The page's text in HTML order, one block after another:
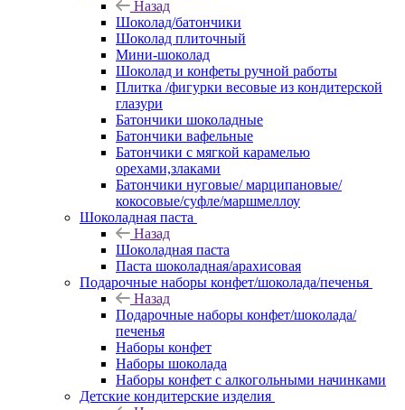
Назад
Шоколад/батончики
Шоколад плиточный
Мини-шоколад
Шоколад и конфеты ручной работы
Плитка /фигурки весовые из кондитерской
глазури
Батончики шоколадные
Батончики вафельные
Батончики с мягкой карамелью
орехами,злаками
Батончики нуговые/ марципановые/
кокосовые/суфле/маршмеллоу
Шоколадная паста
Назад
Шоколадная паста
Паста шоколадная/арахисовая
Подарочные наборы конфет/шоколада/печенья
Назад
Подарочные наборы конфет/шоколада/
печенья
Наборы конфет
Наборы шоколада
Наборы конфет с алкогольными начинками
Детские кондитерские изделия